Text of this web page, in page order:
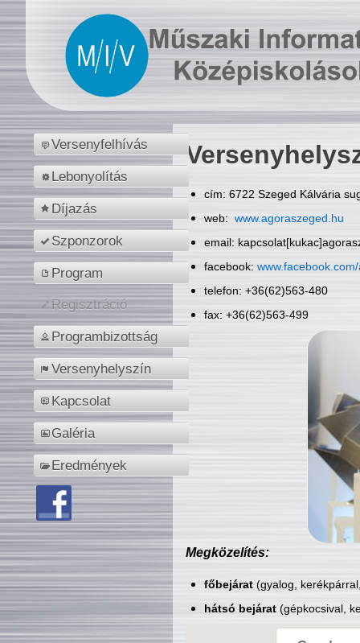
Versenyfelhívás
Lebonyolítás
Díjazás
Szponzorok
Program
Regisztráció
Programbizottság
Versenyhelyszín
Kapcsolat
Galéria
Eredmények
cím: 6722 Szeged Kálvária
web: www.agoraszeged.hu
email:
facebook:
telefon: +36(62)563-480
fax: +36(62)563-499
Megközelítés:
főbejárat(gyalog,
hátsó bejárat(gépkocsival,